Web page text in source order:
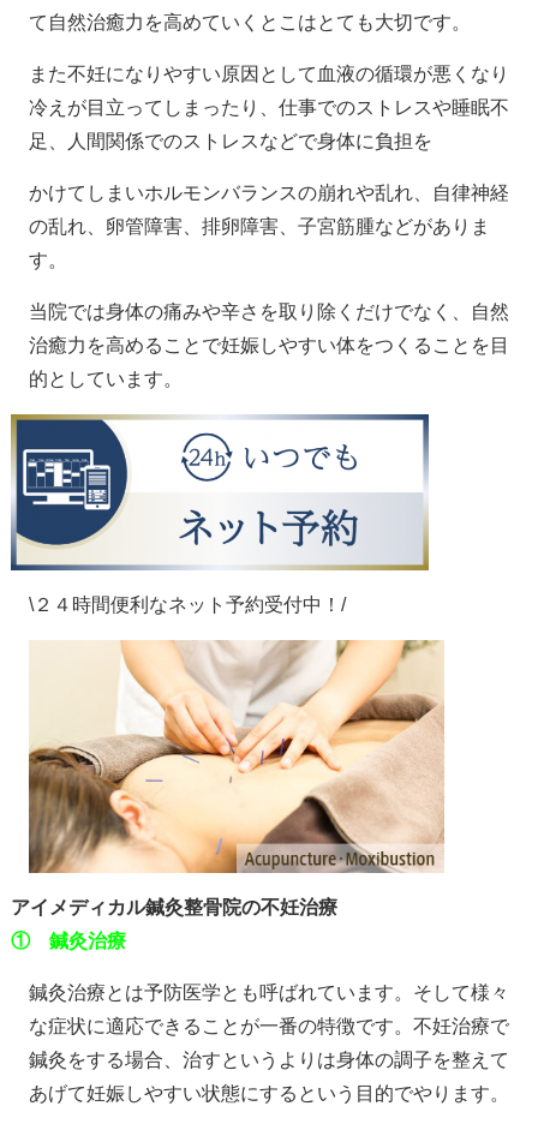
て自然治癒力を高めていくとこはとても大切です。
また不妊になりやすい原因として血液の循環が悪くなり
冷えが目立ってしまったり、仕事でのストレスや睡眠不
足、人間関係でのストレスなどで身体に負担を
かけてしまいホルモンバランスの崩れや乱れ、自律神経
の乱れ、卵管障害、排卵障害、子宮筋腫などがありま
す。
当院では身体の痛みや辛さを取り除くだけでなく、自然
治癒力を高めることで妊娠しやすい体をつくることを目
的としています。
\２４時間便利なネット予約受付中！/
アイメディカル鍼灸整骨院の不妊治療
① 鍼灸治療
鍼灸治療とは予防医学とも呼ばれています。そして様々
な症状に適応できることが一番の特徴です。不妊治療で
鍼灸をする場合、治すというよりは身体の調子を整えて
あげて妊娠しやすい状態にするという目的でやります。